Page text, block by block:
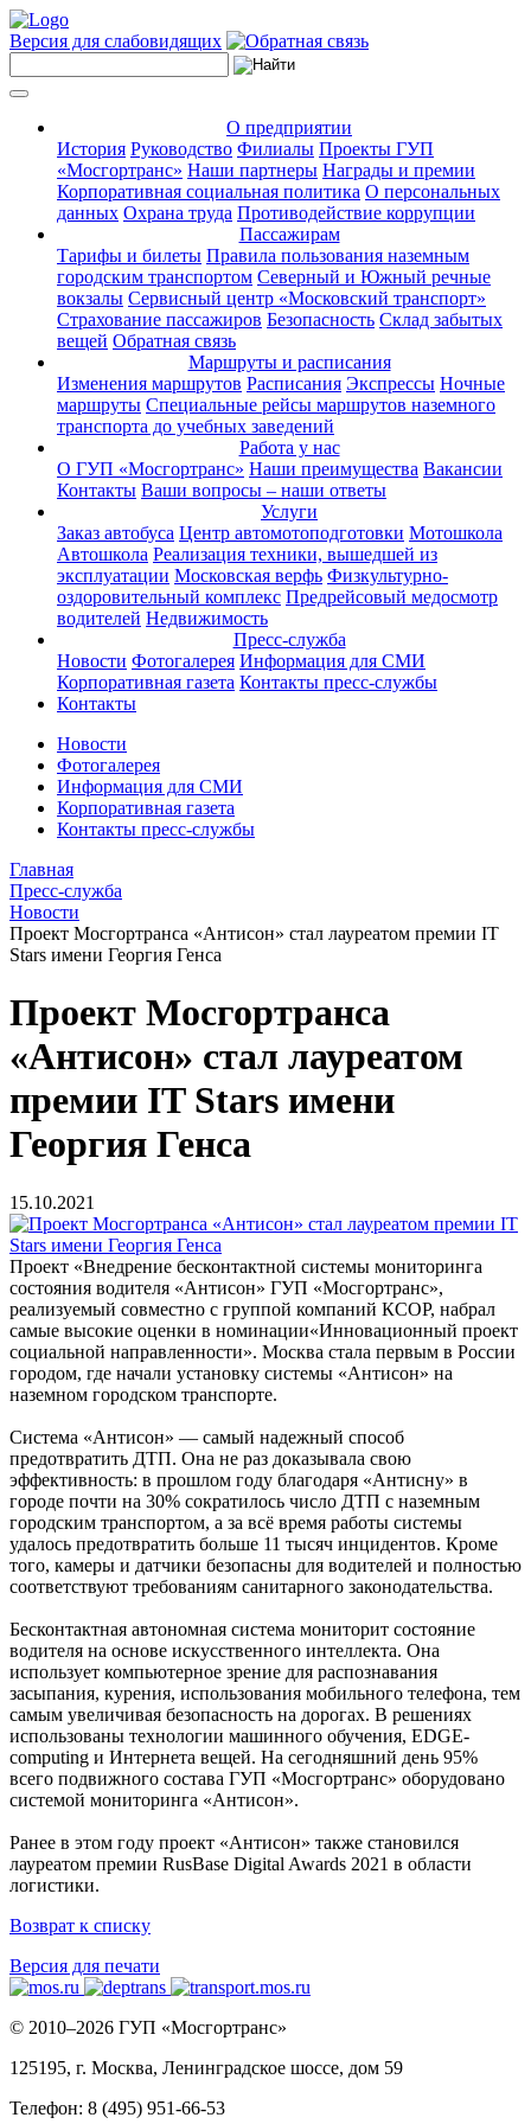
Версия для слабовидящих
О предприятии
История Руководство Филиалы Проекты ГУП
«Мосгортранс» Наши партнеры Награды и премии
Корпоративная социальная политика О персональных
данных Охрана труда Противодействие коррупции
Пассажирам
Тарифы и билеты Правила пользования наземным
городским транспортом Северный и Южный речные
вокзалы Сервисный центр «Московский транспорт»
Страхование пассажиров Безопасность Склад забытых
вещей Обратная связь
Маршруты и расписания
Изменения маршрутов Расписания Экспрессы Ночные
маршруты Специальные рейсы маршрутов наземного
транспорта до учебных заведений
Работа у нас
О ГУП «Мосгортранс» Наши преимущества Вакансии
Контакты Ваши вопросы – наши ответы
Услуги
Заказ автобуса Центр автомотоподготовки Мотошкола
Автошкола Реализация техники, вышедшей из
эксплуатации Московская верфь Физкультурно-
оздоровительный комплекс Предрейсовый медосмотр
водителей Недвижимость
Пресс-служба
Новости Фотогалерея Информация для СМИ
Корпоративная газета Контакты пресс-службы
Контакты
Новости
Фотогалерея
Информация для СМИ
Корпоративная газета
Контакты пресс-службы
Главная
Пресс-служба
Новости
Проект Мосгортранса «Антисон» стал лауреатом премии IT
Stars имени Георгия Генса
Проект Мосгортранса
«Антисон» стал лауреатом
премии IT Stars имени
Георгия Генса
15.10.2021
Проект «Внедрение бесконтактной системы мониторинга
состояния водителя «Антисон» ГУП «Мосгортранс»,
реализуемый совместно с группой компаний КСОР, набрал
самые высокие оценки в номинации«Инновационный проект
социальной направленности». Москва стала первым в России
городом, где начали установку системы «Антисон» на
наземном городском транспорте.
Система «Антисон» — самый надежный способ
предотвратить ДТП. Она не раз доказывала свою
эффективность: в прошлом году благодаря «Антисну» в
городе почти на 30% сократилось число ДТП с наземным
городским транспортом, а за всё время работы системы
удалось предотвратить больше 11 тысяч инцидентов. Кроме
того, камеры и датчики безопасны для водителей и полностью
соответствуют требованиям санитарного законодательства.
Бесконтактная автономная система мониторит состояние
водителя на основе искусственного интеллекта. Она
использует компьютерное зрение для распознавания
засыпания, курения, использования мобильного телефона, тем
самым увеличивая безопасность на дорогах. В решениях
использованы технологии машинного обучения, EDGE-
computing и Интернета вещей. На сегодняшний день 95%
всего подвижного состава ГУП «Мосгортранс» оборудовано
системой мониторинга «Антисон».
Ранее в этом году проект «Антисон» также становился
лауреатом премии RusBase Digital Awards 2021 в области
логистики.
Возврат к списку
Версия для печати
© 2010–2026 ГУП «Мосгортранс»
125195, г. Москва, Ленинградское шоссе, дом 59
Телефон: 8 (495) 951-66-53